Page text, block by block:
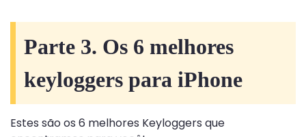
Parte 3. Os 6 melhores
keyloggers para iPhone
Estes são os 6 melhores Keyloggers que